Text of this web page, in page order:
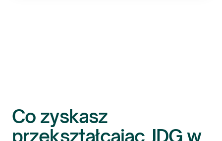
Co zyskasz
przekształcając JDG w